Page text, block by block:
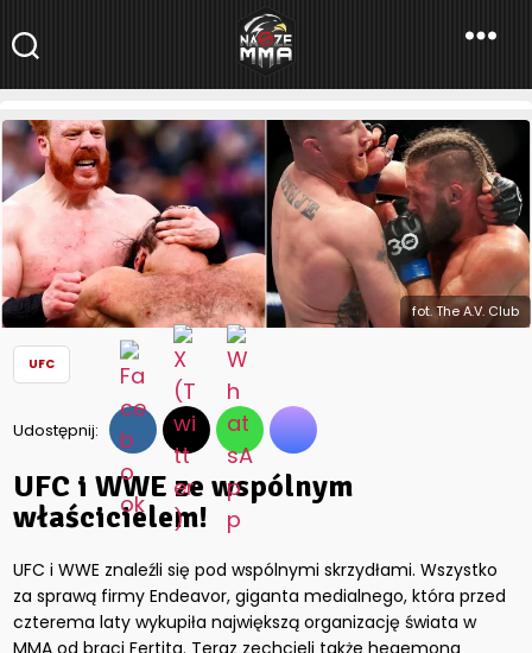
NaszeMMA
NaszeMMA.pl»Aktualności»Świat»UFC»UFC i WWE ze wspólnym
właścicielem!
fot. The A.V. Club
UFC
Udostępnij:
UFC i WWE ze wspólnym
właścicielem!
UFC i WWE znaleźli się pod wspólnymi skrzydłami. Wszystko
za sprawą firmy Endeavor, giganta medialnego, która przed
czterema laty wykupiła największą organizację świata w